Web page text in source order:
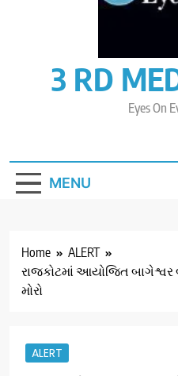
3 RD
Eyes On
MENU
Home
ALERT
રાજકોટમાં આયોજિત બાગેશ્વર
મોરો
ALERT